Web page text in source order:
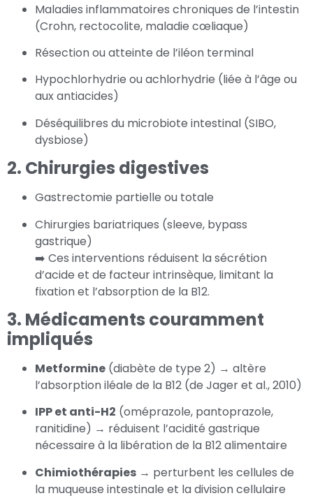
Maladies inflammatoires chroniques de l’intestin
(Crohn, rectocolite, maladie cœliaque)
Résection ou atteinte de l’iléon terminal
Hypochlorhydrie ou achlorhydrie (liée à l’âge ou
aux antiacides)
Déséquilibres du microbiote intestinal (SIBO,
dysbiose)
2. Chirurgies digestives
Gastrectomie partielle ou totale
Chirurgies bariatriques (sleeve, bypass
gastrique)
➡️ Ces interventions réduisent la sécrétion
d’acide et de facteur intrinsèque, limitant la
fixation et l’absorption de la B12.
3. Médicaments couramment
impliqués
Metformine (diabète de type 2) → altère
l’absorption iléale de la B12 (de Jager et al., 2010)
IPP et anti-H2 (oméprazole, pantoprazole,
ranitidine) → réduisent l’acidité gastrique
nécessaire à la libération de la B12 alimentaire
Chimiothérapies → perturbent les cellules de
la muqueuse intestinale et la division cellulaire